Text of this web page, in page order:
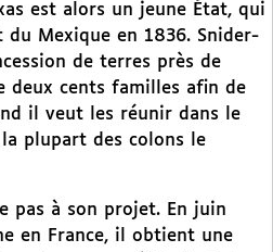
est alors un jeune État, qui
du Mexique en 1836. Snider-
de terres près de
deux cents familles afin de
il veut les réunir dans le
la plupart des colons le
pas à son projet. En juin
en France, il obtient une